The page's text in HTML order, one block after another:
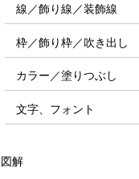
線／飾り線／装飾線
枠／飾り枠／吹き出し
カラー／塗りつぶし
文字、フォント
図解